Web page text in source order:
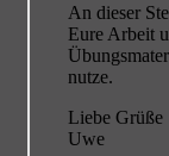
An dieser
Eure Arbeit
nutze.
Liebe Grüße
Uwe